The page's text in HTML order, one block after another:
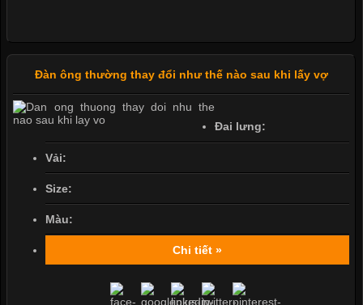
Đàn ông thường thay đổi như thế nào sau khi lấy vợ
Đai lưng:
Vải:
Size:
Màu:
Chi tiết »